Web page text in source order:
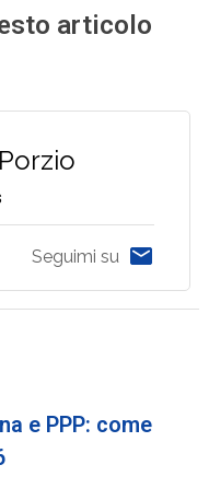
articolo
Seguimi su
e PPP: come